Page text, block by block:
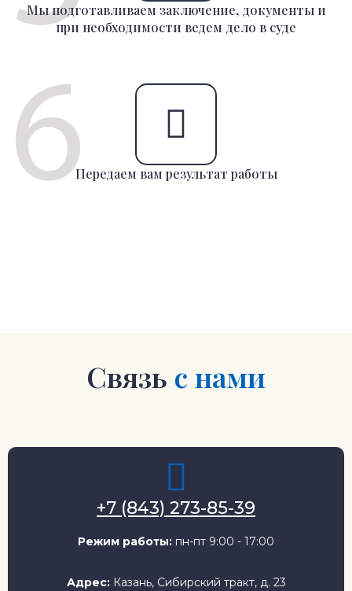
Мы подготавливаем заключение, документы и
при необходимости ведем дело в суде
Передаем вам результат работы
Связь с нами
+7 (843) 273-85-39
Режим работы: пн-пт 9:00 - 17:00
Адрес: Казань, Сибирский тракт, д. 23